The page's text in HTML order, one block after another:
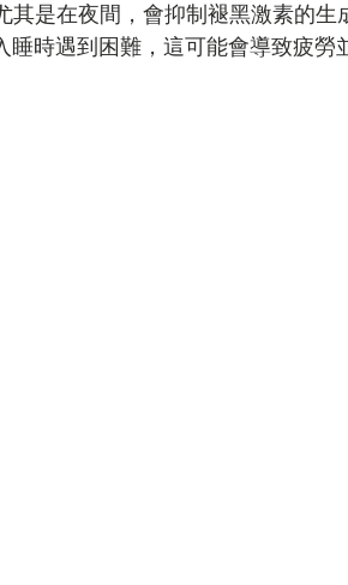
是在夜間，會抑制褪黑激素的生
時遇到困難，這可能會導致疲勞